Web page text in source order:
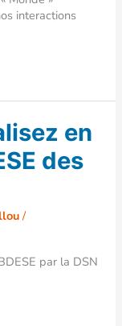
interactions
en
des
/
par la DSN